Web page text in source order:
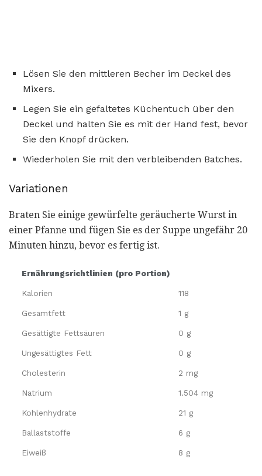
Lösen Sie den mittleren Becher im Deckel des
Mixers.
Legen Sie ein gefaltetes Küchentuch über den
Deckel und halten Sie es mit der Hand fest, bevor
Sie den Knopf drücken.
Wiederholen Sie mit den verbleibenden Batches.
Variationen
Braten Sie einige gewürfelte geräucherte Wurst in
einer Pfanne und fügen Sie es der Suppe ungefähr 20
Minuten hinzu, bevor es fertig ist.
Ernährungsrichtlinien (pro Portion)
Kalorien 118
Gesamtfett 1 g
Gesättigte Fettsäuren 0 g
Ungesättigtes Fett 0 g
Cholesterin 2 mg
Natrium 1.504 mg
Kohlenhydrate 21 g
Ballaststoffe 6 g
Eiweiß 8 g